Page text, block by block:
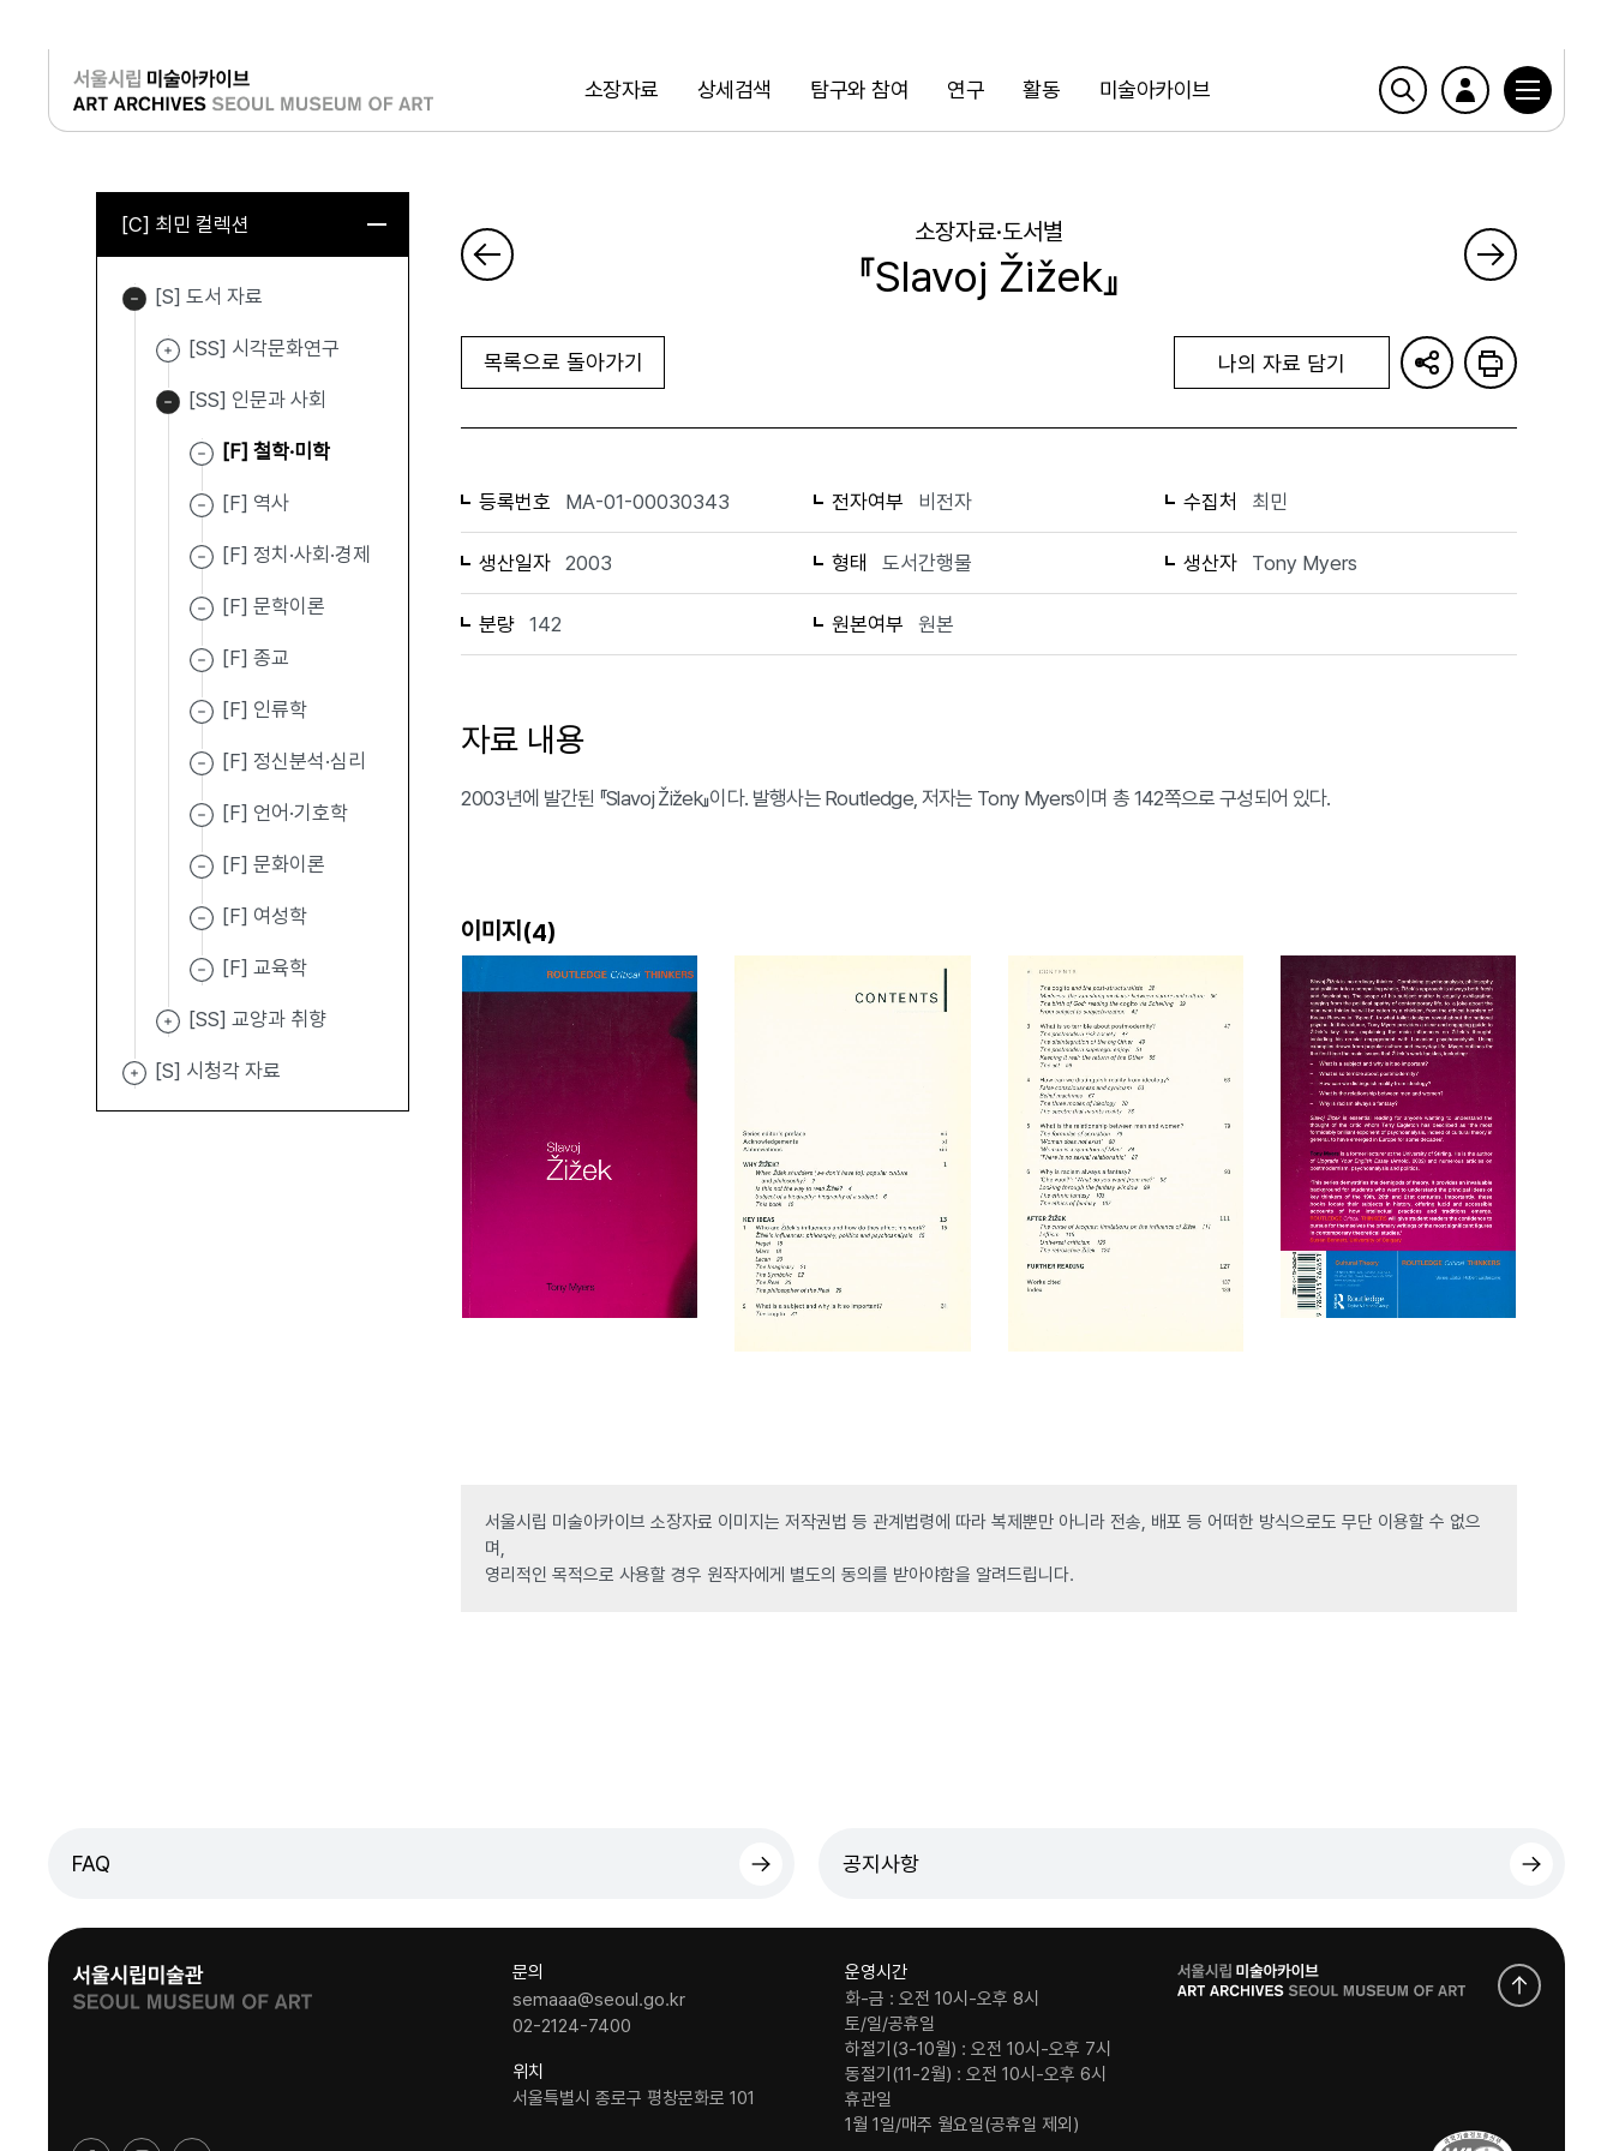
소장자료 상세검색 탐구와 참여 연구 활동 미술아카이브
검색
로그인
[C] 최민 컬렉션
[S] 도서 자료
[SS] 시각문화연구
[SS] 인문과 사회
[F] 철학·미학
[F] 역사
[F] 정치·사회·경제
[F] 문학이론
[F] 종교
[F] 인류학
[F] 정신분석·심리
[F] 언어·기호학
[F] 문화이론
[F] 여성학
[F] 교육학
[SS] 교양과 취향
[S] 시청각 자료
소장자료·도서별
『Slavoj Žižek』
목록으로 돌아가기 나의 자료 담기
등록번호 MA-01-00030343 전자여부 비전자 수집처 최민
생산일자 2003 형태 도서간행물 생산자 Tony Myers
분량 142 원본여부 원본
자료 내용
2003년에 발간된 『Slavoj Žižek』이다. 발행사는 Routledge, 저자는 Tony Myers이며 총 142쪽으로 구성되어 있다.
이미지(4)
서울시립 미술아카이브 소장자료 이미지는 저작권법 등 관계법령에 따라 복제뿐만 아니라 전송, 배포 등 어떠한 방식으로도 무단 이용할 수 없으
며,
영리적인 목적으로 사용할 경우 원작자에게 별도의 동의를 받아야함을 알려드립니다.
FAQ 공지사항
문의
semaaa@seoul.go.kr
02-2124-7400
위치
서울특별시 종로구 평창문화로 101
운영시간
화-금 : 오전 10시-오후 8시
토/일/공휴일
하절기(3-10월) : 오전 10시-오후 7시
동절기(11-2월) : 오전 10시-오후 6시
휴관일
1월 1일/매주 월요일(공휴일 제외)
로
고